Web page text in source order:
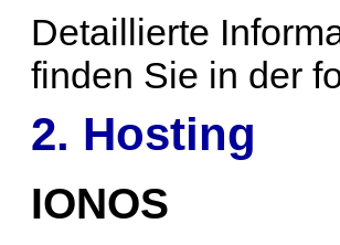
Detaillierte
finden Sie in der
2. Hosting
IONOS